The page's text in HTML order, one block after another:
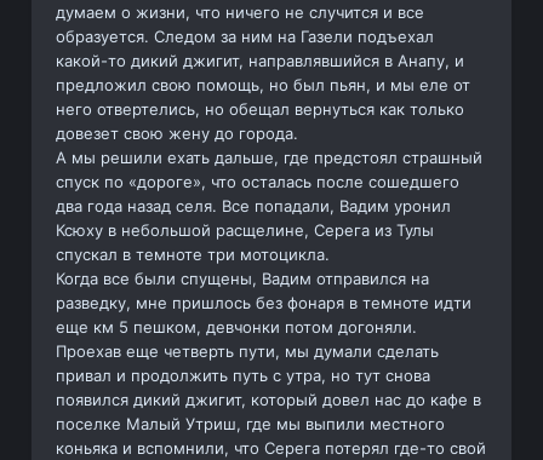
думаем о жизни, что ничего не случится и все
образуется. Следом за ним на Газели подъехал
какой-то дикий джигит, направлявшийся в Анапу, и
предложил свою помощь, но был пьян, и мы еле от
него отвертелись, но обещал вернуться как только
довезет свою жену до города.
А мы решили ехать дальше, где предстоял страшный
спуск по «дороге», что осталась после сошедшего
два года назад селя. Все попадали, Вадим уронил
Ксюху в небольшой расщелине, Серега из Тулы
спускал в темноте три мотоцикла.
Когда все были спущены, Вадим отправился на
разведку, мне пришлось без фонаря в темноте идти
еще км 5 пешком, девчонки потом догоняли.
Проехав еще четверть пути, мы думали сделать
привал и продолжить путь с утра, но тут снова
появился дикий джигит, который довел нас до кафе в
поселке Малый Утриш, где мы выпили местного
коньяка и вспомнили, что Серега потерял где-то свой